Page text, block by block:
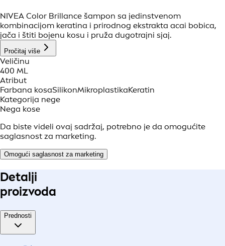
NIVEA Color Brillance šampon sa jedinstvenom
kombinacijom keratina i prirodnog ekstrakta acai bobica,
jača i štiti bojenu kosu i pruža dugotrajni sjaj.
Pročitaj više
Veličinu
400 ML
Atribut
Farbana kosaSilikonMikroplastikaKeratin
Kategorija nege
Nega kose
Da biste videli ovaj sadržaj, potrebno je da omogućite
saglasnost za marketing.
Omogući saglasnost za marketing
Detalji
proizvoda
Prednosti